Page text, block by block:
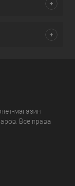
магазин
Все права